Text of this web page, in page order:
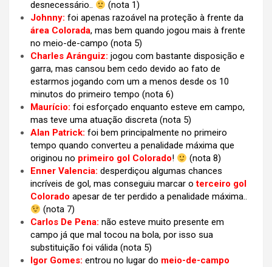
desnecessário..
(nota 1)
Johnny: foi apenas razoável na proteção à frente da
área Colorada, mas bem quando jogou mais à frente
no meio-de-campo (nota 5)
Charles Aránguiz: jogou com bastante disposição e
garra, mas cansou bem cedo devido ao fato de
estarmos jogando com um a menos desde os 10
minutos do primeiro tempo (nota 6)
Maurício: foi esforçado enquanto esteve em campo,
mas teve uma atuação discreta (nota 5)
Alan Patrick: foi bem principalmente no primeiro
tempo quando converteu a penalidade máxima que
originou no primeiro gol Colorado!
(nota 8)
Enner Valencia: desperdiçou algumas chances
incríveis de gol, mas conseguiu marcar oterceiro gol
Colorado apesar de ter perdido a penalidade máxima..
(nota 7)
Carlos De Pena: não esteve muito presente em
campo já que mal tocou na bola, por isso sua
substituição foi válida (nota 5)
Igor Gomes: entrou no lugar do meio-de-campo